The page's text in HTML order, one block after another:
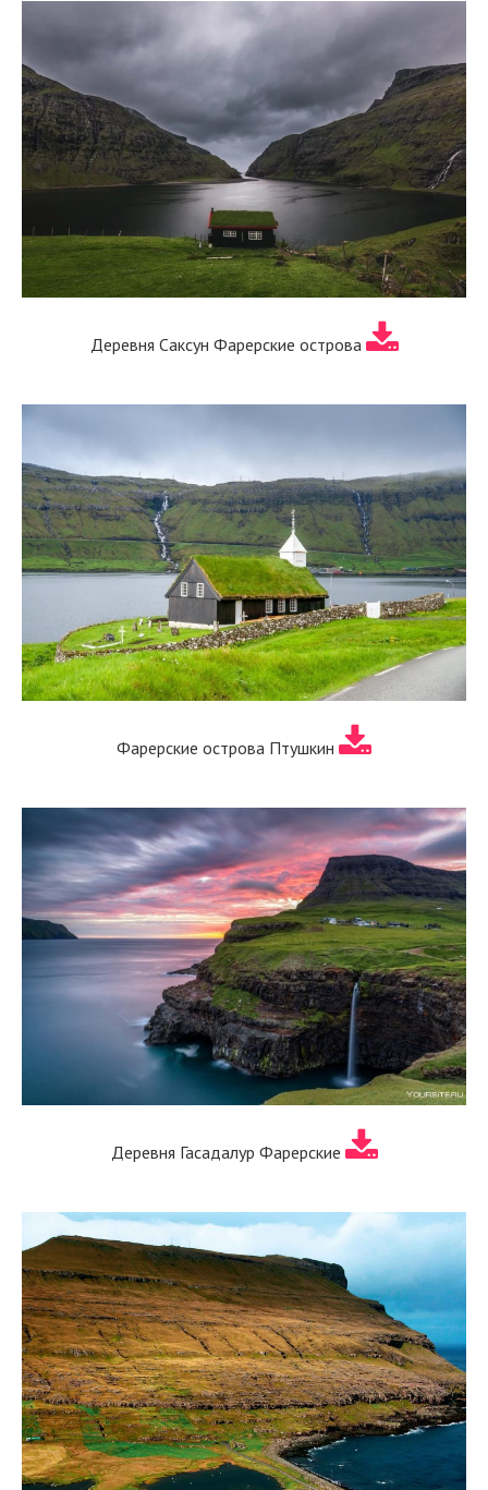
Деревня Саксун Фарерские острова
Фарерские острова Птушкин
Деревня Гасадалур Фарерские